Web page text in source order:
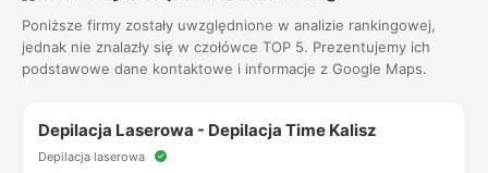
Poniższe firmy zostały uwzględnione w analizie rankingowej,
jednak nie znalazły się w czołówce TOP 5. Prezentujemy ich
podstawowe dane kontaktowe i informacje z Google Maps.
Depilacja Laserowa - Depilacja Time Kalisz
Depilacja laserowa